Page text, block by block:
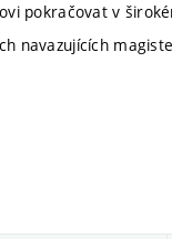
pokračovat v
navazujících